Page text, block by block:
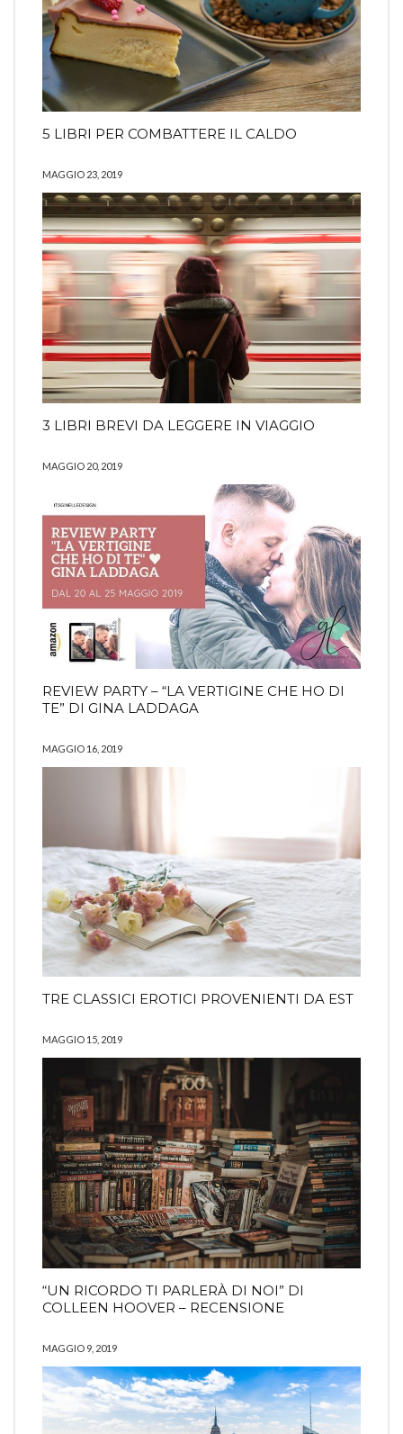
5 LIBRI PER COMBATTERE IL CALDO
MAGGIO 23, 2019
3 LIBRI BREVI DA LEGGERE IN VIAGGIO
MAGGIO 20, 2019
REVIEW PARTY – “LA VERTIGINE CHE HO DI
TE” DI GINA LADDAGA
MAGGIO 16, 2019
TRE CLASSICI EROTICI PROVENIENTI DA EST
MAGGIO 15, 2019
“UN RICORDO TI PARLERÀ DI NOI” DI
COLLEEN HOOVER – RECENSIONE
MAGGIO 9, 2019